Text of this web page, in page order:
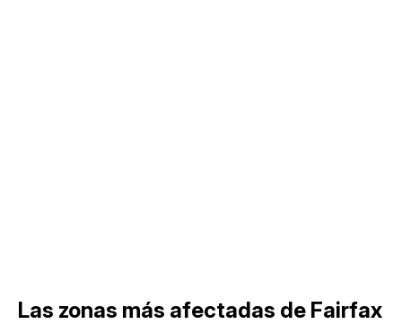
Las zonas más afectadas de Fairfax